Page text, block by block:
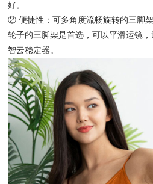
好。
② 便捷性：可多角度流畅旋转的三脚
轮子的三脚架是首选，可以平滑运镜
智云稳定器。